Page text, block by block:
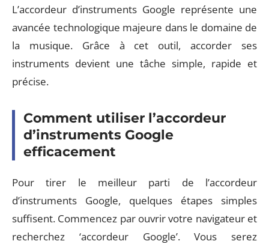
L’accordeur d’instruments Google représente une
avancée technologique majeure dans le domaine de
la musique. Grâce à cet outil, accorder ses
instruments devient une tâche simple, rapide et
précise.
Comment utiliser l’accordeur
d’instruments Google
efficacement
Pour tirer le meilleur parti de l’accordeur
d’instruments Google, quelques étapes simples
suffisent. Commencez par ouvrir votre navigateur et
recherchez ‘accordeur Google’. Vous serez